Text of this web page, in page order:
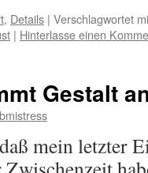
, Details | Verschlagwortet
| Hinterlasse einen
Gestalt
mein letzter